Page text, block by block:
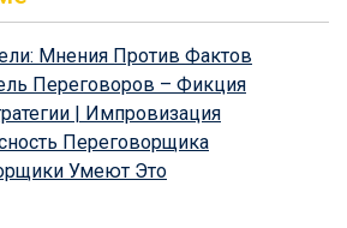
Мнения Против Фактов
Переговоров – Фикция
| Импровизация
Переговорщика
Умеют Это